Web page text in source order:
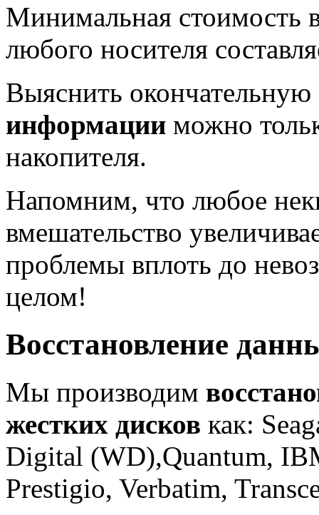
Минимальная стоимость
любого носителя
Выяснить окончательную
информации можно
накопителя.
Напомним, что любое
вмешательство
проблемы вплоть до
целом!
Восстановление
Мы производим
жестких дисков как:
Digital (WD),Quantum,
Prestigio, Verbatim,